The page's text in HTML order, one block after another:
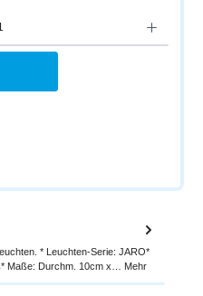
* Leuchten-Serie: JARO*
Maße: Durchm. 10cm x… Mehr